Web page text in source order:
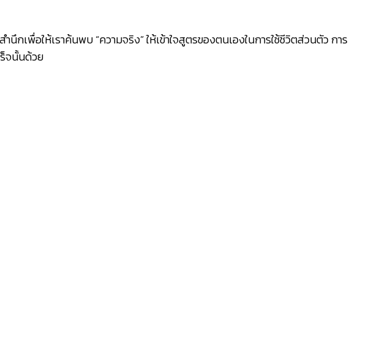
พื่อให้เราค้นพบ “ความจริง” ให้เข้าใจสูตรของตนเองในการใช้ชีวิตส่วนตัว การ
จนั้นด้วย